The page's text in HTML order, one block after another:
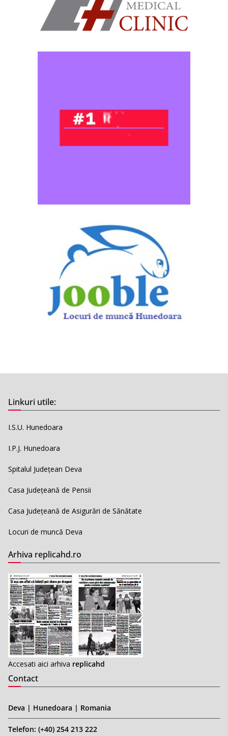
Linkuri utile:
I.S.U. Hunedoara
I.P.J. Hunedoara
Spitalul Județean Deva
Casa Județeană de Pensii
Casa Județeană de Asigurări de Sănătate
Locuri de muncă Deva
Arhiva replicahd.ro
Accesati aici arhiva replicahd
Contact
Deva | Hunedoara | Romania
Telefon: (+40) 254 213 222